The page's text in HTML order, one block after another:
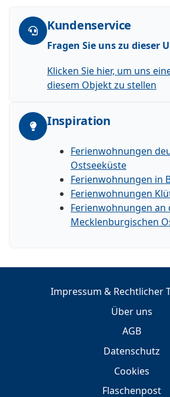
Kundenservice
Fragen Sie uns zu dieser
Klicken Sie hier, um uns
diesem Objekt zu stellen
Inspiration
Ferienwohnungen
Ostseeküste
Ferienwohnungen in
Ferienwohnungen
Ferienwohnungen an
Mecklenburgischen
Impressum & Rechtlicher
Über uns
AGB
Datenschutz
Cookies
Flaschenpost